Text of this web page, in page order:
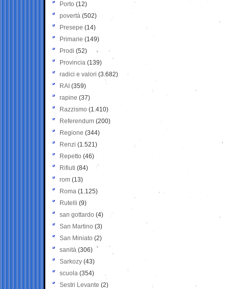
Porto (12)
povertà (502)
Presepe (14)
Primarie (149)
Prodi (52)
Provincia (139)
radici e valori (3.682)
RAI (359)
rapine (37)
Razzismo (1.410)
Referendum (200)
Regione (344)
Renzi (1.521)
Repetto (46)
Rifiuti (84)
rom (13)
Roma (1.125)
Rutelli (9)
san gottardo (4)
San Martino (3)
San Miniato (2)
sanità (306)
Sarkozy (43)
scuola (354)
Sestri Levante (2)